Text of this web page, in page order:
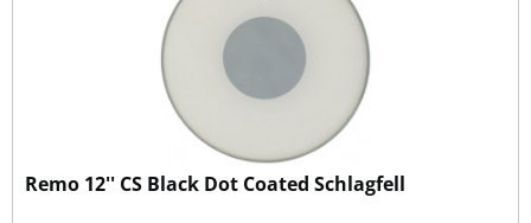
Remo 12'' CS Black Dot Coated Schlagfell